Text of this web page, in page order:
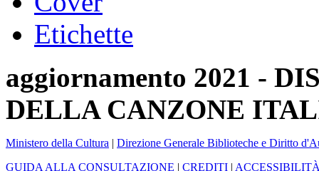
Etichette
aggiornamento 2021 -
DELLA CANZONE
Ministero della Cultura | Direzione Generale Biblioteche e Diritto
GUIDA ALLA CONSULTAZIONE | CREDITI |